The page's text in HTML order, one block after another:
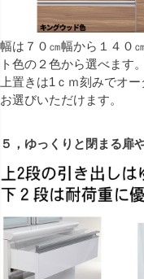
幅は７０㎝幅から１４０
ト色の２色から選べます。
上置きは1ｃｍ刻みでオ
お選びいただけます。
５，ゆっくりと閉まる扉